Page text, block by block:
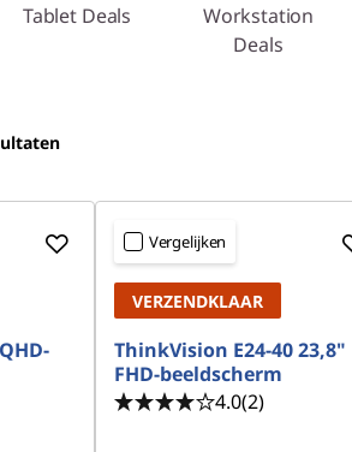
Tablet Deals
Workstation
Deals
Vergelijken
VERZENDKLAAR
ThinkVision E24-40 23,8"
FHD-beeldscherm
4.0(2)